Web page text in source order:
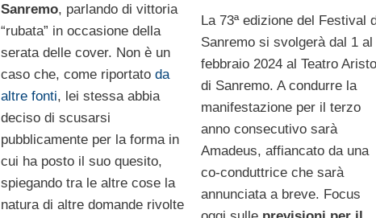
Sanremo, parlando di vittoria
“rubata” in occasione della
serata delle cover. Non è un
caso che, come riportato da
altre fonti, lei stessa abbia
deciso di scusarsi
pubblicamente per la forma in
cui ha posto il suo quesito,
spiegando tra le altre cose la
natura di altre domande rivolte
La 73ª edizione del Festival
Sanremo si svolgerà dal 1 al
febbraio 2024 al Teatro
di Sanremo. A condurre la
manifestazione per il terzo
anno consecutivo sarà
Amadeus, affiancato da una
co-conduttrice che sarà
annunciata a breve. Focus